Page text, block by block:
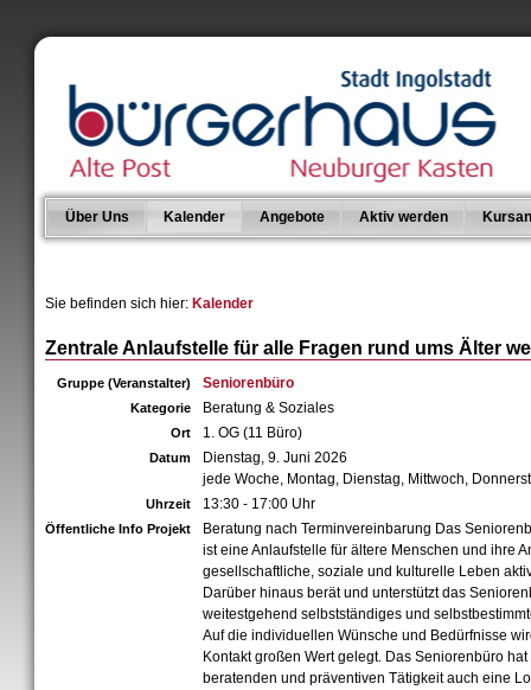
Über Uns Kalender Angebote Aktiv werden
Sie befinden sich hier: Kalender
Zentrale Anlaufstelle für alle Fragen rund ums Älter
Gruppe (Veranstalter) Seniorenbüro
Kategorie Beratung & Soziales
Ort 1. OG (11 Büro)
Datum
Dienstag, 9. Juni 2026
jede Woche, Montag, Dienstag, Mittwoch,
Uhrzeit 13:30 - 17:00 Uhr
Öffentliche Info Projekt
Beratung nach Terminvereinbarung Das
ist eine Anlaufstelle für ältere Menschen und ihre
gesellschaftliche, soziale und kulturelle Leben
Darüber hinaus berät und unterstützt das
weitestgehend selbstständiges und
Auf die individuellen Wünsche und Bedürfnisse
Kontakt großen Wert gelegt. Das Seniorenbüro
beratenden und präventiven Tätigkeit auch eine